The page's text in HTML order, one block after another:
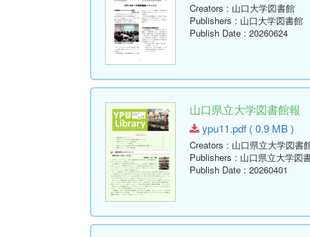
Creators : 山口大学図書館
Publishers : 山口大学図書館
Publish Date : 20260624
山口県立大学図書館報
ypu11.pdf ( 0.9 MB )
Creators : 山口県立大学図書
Publishers : 山口県立大学図
Publish Date : 20260401